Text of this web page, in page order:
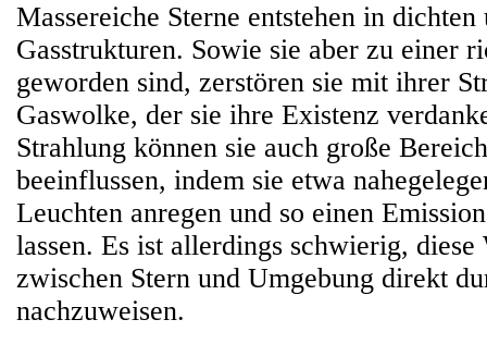
Massereiche Sterne entstehen in
Gasstrukturen. Sowie sie aber zu einer
geworden sind, zerstören sie mit ihrer
Gaswolke, der sie ihre Existenz
Strahlung können sie auch große
beeinflussen, indem sie etwa
Leuchten anregen und so einen
lassen. Es ist allerdings schwierig,
zwischen Stern und Umgebung direkt
nachzuweisen.